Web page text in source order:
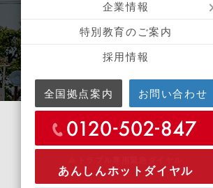
企業情報
特別教育のご案内
採用情報
全国拠点案内 お問い合わせ
あんしんホットダイヤル